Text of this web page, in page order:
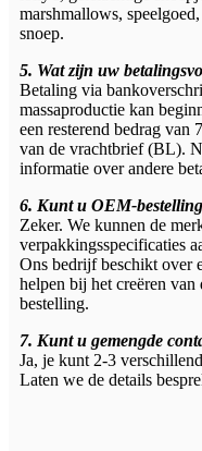
marshmallows,
snoep.
5. Wat zijn uw
Betaling via
massaproductie kan
een resterend bedrag van
van de vrachtbrief (BL).
informatie over andere
6. Kunt u OEM-
Zeker. We kunnen de
verpakkingsspecificaties
Ons bedrijf beschikt over
helpen bij het creëren
bestelling.
7. Kunt u gemengde
Ja, je kunt 2-3
Laten we de details